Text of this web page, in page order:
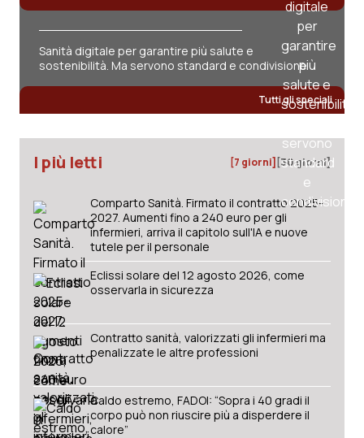
Sanità digitale per garantire più salute e
sostenibilità. Ma servono standard e condivisione
Tutti gli speciali
I più letti [7 giorni] [30 giorni]
Comparto Sanità. Firmato il contratto 2025-
2027. Aumenti fino a 240 euro per gli
infermieri, arriva il capitolo sull'IA e nuove
tutele per il personale
Eclissi solare del 12 agosto 2026, come
osservarla in sicurezza
Contratto sanità, valorizzati gli infermieri ma
penalizzate le altre professioni
Caldo estremo, FADOI: “Sopra i 40 gradi il
corpo può non riuscire più a disperdere il
calore”